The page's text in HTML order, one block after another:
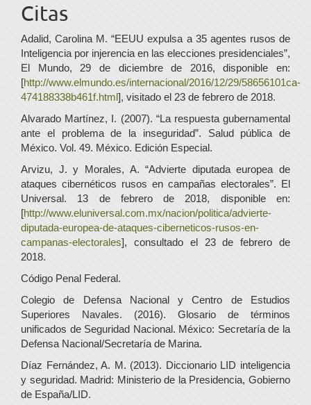
Citas
Adalid, Carolina M. “EEUU expulsa a 35 agentes rusos de
Inteligencia por injerencia en las elecciones presidenciales”,
El Mundo, 29 de diciembre de 2016, disponible en:
[http://www.elmundo.es/internacional/2016/12/29/58656101ca-
474188338b461f.html ], visitado el 23 de febrero de 2018.
Alvarado Martínez, I. (2007). “La respuesta gubernamental
ante el problema de la inseguridad”. Salud pública de
México. Vol. 49. México. Edición Especial.
Arvizu, J. y Morales, A. “Advierte diputada europea de
ataques cibernéticos rusos en campañas electorales”. El
Universal. 13 de febrero de 2018, disponible en:
[http://www.eluniversal.com.mx/nacion/politica/advierte-
diputada-europea-de-ataques-ciberneticos-rusos-en-
campanas-electorales], consultado el 23 de febrero de
2018.
Código Penal Federal.
Colegio de Defensa Nacional y Centro de Estudios
Superiores Navales. (2016). Glosario de términos
unificados de Seguridad Nacional. México: Secretaría de la
Defensa Nacional/Secretaría de Marina.
Díaz Fernández, A. M. (2013). Diccionario LID inteligencia
y seguridad. Madrid: Ministerio de la Presidencia, Gobierno
de España/LID.